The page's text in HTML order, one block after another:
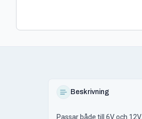
Beskrivning
Passar både till 6V och 12V.